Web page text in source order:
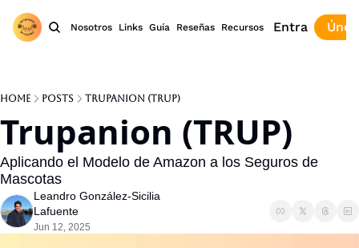
Nosotros Links Guía Reseñas Recursos Entra
Home Posts Trupanion (TRUP)
Trupanion (TRUP)
Aplicando el Modelo de Amazon a los Seguros de
Mascotas
Leandro González-Sicilia
Lafuente
Jun 12, 2025